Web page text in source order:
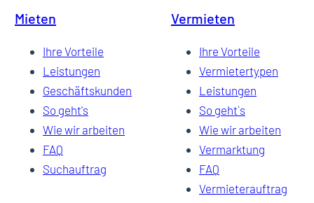
Mieten
Ihre Vorteile
Leistungen
Geschäftskunden
So geht's
Wie wir arbeiten
FAQ
Suchauftrag
Vermieten
Ihre Vorteile
Vermietertypen
Leistungen
So geht`s
Wie wir arbeiten
Vermarktung
FAQ
Vermieterauftrag